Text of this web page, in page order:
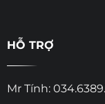
HỖ TRỢ
Mr Tính: